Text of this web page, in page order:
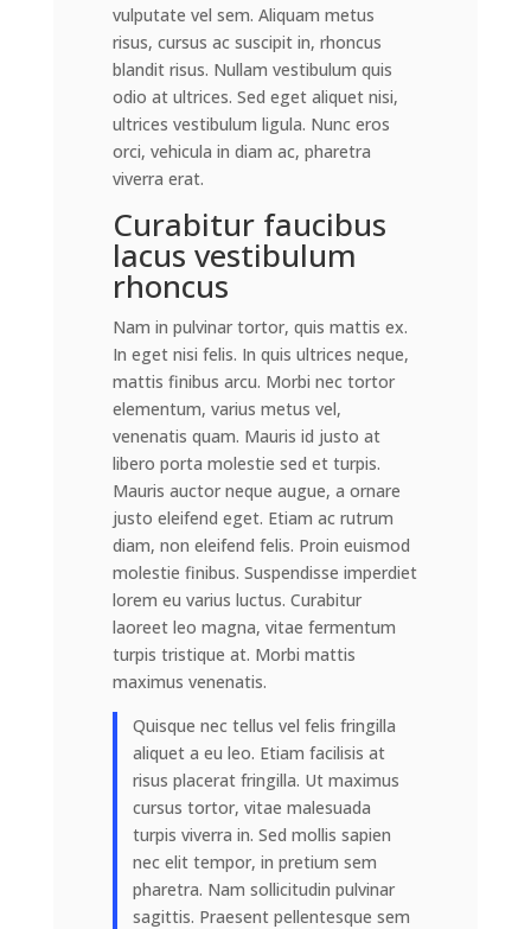
vulputate vel sem. Aliquam metus
risus, cursus ac suscipit in, rhoncus
blandit risus. Nullam vestibulum quis
odio at ultrices. Sed eget aliquet nisi,
ultrices vestibulum ligula. Nunc eros
orci, vehicula in diam ac, pharetra
viverra erat.
Curabitur faucibus
lacus vestibulum
rhoncus
Nam in pulvinar tortor, quis mattis ex.
In eget nisi felis. In quis ultrices neque,
mattis finibus arcu. Morbi nec tortor
elementum, varius metus vel,
venenatis quam. Mauris id justo at
libero porta molestie sed et turpis.
Mauris auctor neque augue, a ornare
justo eleifend eget. Etiam ac rutrum
diam, non eleifend felis. Proin euismod
molestie finibus. Suspendisse imperdiet
lorem eu varius luctus. Curabitur
laoreet leo magna, vitae fermentum
turpis tristique at. Morbi mattis
maximus venenatis.
Quisque nec tellus vel felis fringilla
aliquet a eu leo. Etiam facilisis at
risus placerat fringilla. Ut maximus
cursus tortor, vitae malesuada
turpis viverra in. Sed mollis sapien
nec elit tempor, in pretium sem
pharetra. Nam sollicitudin pulvinar
sagittis. Praesent pellentesque sem